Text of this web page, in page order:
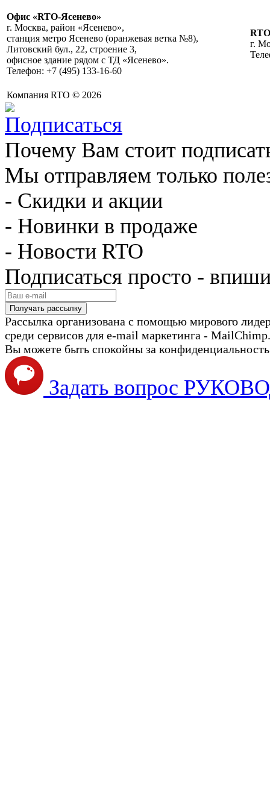
Офис «RTO-Ясенево»
г. Москва, район «Ясенево»,
станция метро Ясенево (оранжевая ветка №8),
Литовский бул., 22, строение 3,
офисное здание рядом с ТД «Ясенево».
Телефон: +7 (495) 133-16-60
г.
Компания RTO © 2026
Почему Вам стоит
Мы отправляем только
- Скидки и акции
- Новинки в продаже
- Новости RTO
Подписаться просто -
Рассылка организована с помощью мирового
среди сервисов для e-mail маркетинга - MailChimp.
Вы можете быть спокойны за
Задать вопрос